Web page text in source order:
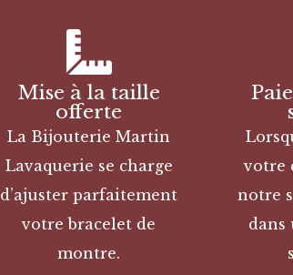
Mise à la taille
offerte
La Bijouterie Martin
Lavaquerie se charge
d’ajuster parfaitement
votre bracelet de
montre.
votre
notre
dans